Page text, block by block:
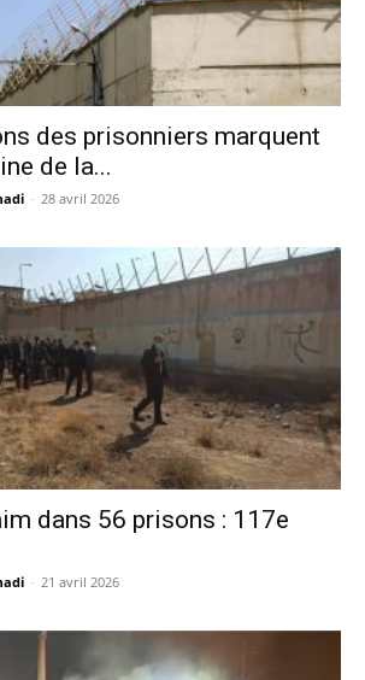
des prisonniers marquent
de la...
- 28 avril 2026
dans 56 prisons : 117e
- 21 avril 2026